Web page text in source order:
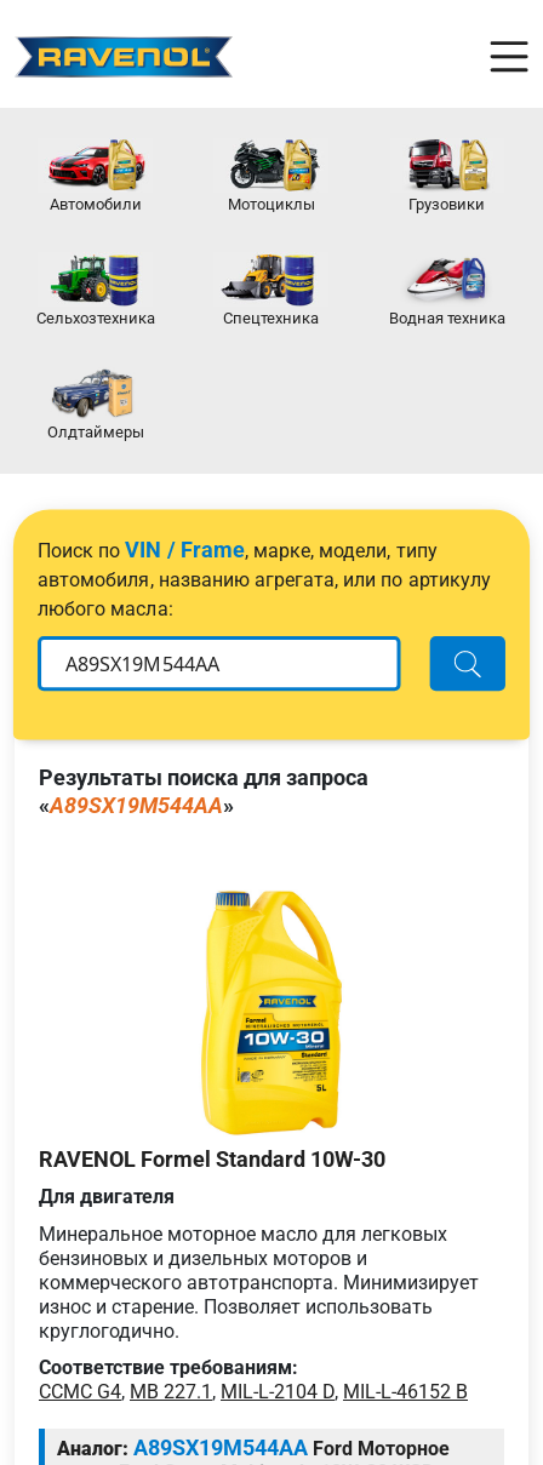
Автомобили Мотоциклы Грузовики
Сельхозтехника Спецтехника Водная техника
Олдтаймеры
Поиск поVIN / Frame, марке, модели, типу
автомобиля, названию агрегата, или по артикулу
любого масла:
Результаты поиска для запроса
«A89SX19M544AA»
RAVENOL Formel Standard 10W-30
Для двигателя
Минеральное моторное масло для легковых
бензиновых и дизельных моторов и
коммерческого автотранспорта. Минимизирует
износ и старение. Позволяет использовать
круглогодично.
Соответствие требованиям:
CCMC G4, MB 227.1 , MIL-L-2104 D, MIL-L-46152 B
Аналог: A89SX19M544AA Ford Моторное